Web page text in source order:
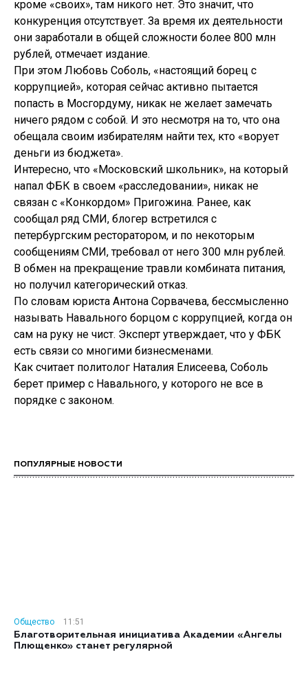
кроме «своих», там никого нет. Это значит, что
конкуренция отсутствует. За время их деятельности
они заработали в общей сложности более 800 млн
рублей, отмечает издание.
При этом Любовь Соболь, «настоящий борец с
коррупцией», которая сейчас активно пытается
попасть в Мосгордуму, никак не желает замечать
ничего рядом с собой. И это несмотря на то, что она
обещала своим избирателям найти тех, кто «ворует
деньги из бюджета».
Интересно, что «Московский школьник», на который
напал ФБК в своем «расследовании», никак не
связан с «Конкордом» Пригожина. Ранее, как
сообщал ряд СМИ, блогер встретился с
петербургским ресторатором, и по некоторым
сообщениям СМИ, требовал от него 300 млн рублей.
В обмен на прекращение травли комбината питания,
но получил категорический отказ.
По словам юриста Антона Сорвачева, бессмысленно
называть Навального борцом с коррупцией, когда он
сам на руку не чист. Эксперт утверждает, что у ФБК
есть связи со многими бизнесменами.
Как считает политолог Наталия Елисеева, Соболь
берет пример с Навального, у которого не все в
порядке с законом.
ПОПУЛЯРНЫЕ НОВОСТИ
Общество
11:51
Благотворительная инициатива Академии «Ангелы
Плющенко» станет регулярной